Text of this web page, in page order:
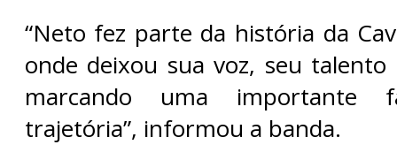
“Neto fez parte da história da
onde deixou sua voz, seu talento
marcando uma importante
trajetória”, informou a banda.